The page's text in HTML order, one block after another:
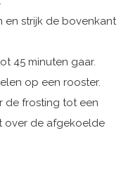
en strijk de bovenkant
45 minuten gaar.
op een rooster.
de frosting tot een
over de afgekoelde